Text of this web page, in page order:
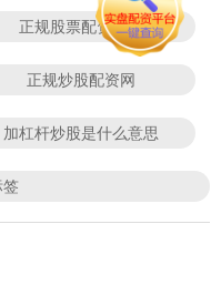
正规股票配资网站
正规炒股配资网
加杠杆炒股是什么意思